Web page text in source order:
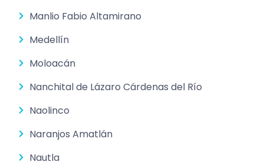
Manlio Fabio Altamirano
Medellín
Moloacán
Nanchital de Lázaro Cárdenas del Río
Naolinco
Naranjos Amatlán
Nautla